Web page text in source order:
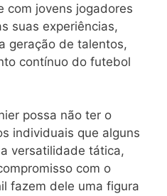
com jovens jogadores
suas experiências,
geração de talentos,
contínuo do futebol
possa não ter o
individuais que alguns
versatilidade tática,
com o
fazem dele uma figura